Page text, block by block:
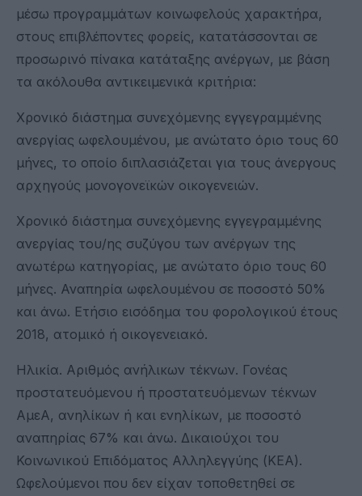
μέσω προγραμμάτων κοινωφελούς χαρακτήρα,
στους επιβλέποντες φορείς, κατατάσσονται σε
προσωρινό πίνακα κατάταξης ανέργων, με βάση
τα ακόλουθα αντικειμενικά κριτήρια:
Χρονικό διάστημα συνεχόμενης εγγεγραμμένης
ανεργίας ωφελουμένου, με ανώτατο όριο τους 60
μήνες, το οποίο διπλασιάζεται για τους άνεργους
αρχηγούς μονογονεϊκών οικογενειών.
Χρονικό διάστημα συνεχόμενης εγγεγραμμένης
ανεργίας του/ης συζύγου των ανέργων της
ανωτέρω κατηγορίας, με ανώτατο όριο τους 60
μήνες. Αναπηρία ωφελουμένου σε ποσοστό 50%
και άνω. Ετήσιο εισόδημα του φορολογικού έτους
2018, ατομικό ή οικογενειακό.
Ηλικία. Αριθμός ανήλικων τέκνων. Γονέας
προστατευόμενου ή προστατευόμενων τέκνων
ΑμεΑ, ανηλίκων ή και ενηλίκων, με ποσοστό
αναπηρίας 67% και άνω. Δικαιούχοι του
Κοινωνικού Επιδόματος Αλληλεγγύης (ΚΕΑ).
Ωφελούμενοι που δεν είχαν τοποθετηθεί σε